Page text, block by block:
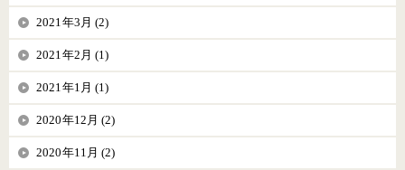
2021年3月 (2)
2021年2月 (1)
2021年1月 (1)
2020年12月 (2)
2020年11月 (2)